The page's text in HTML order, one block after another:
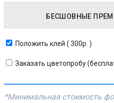
БЕСШОВНЫЕ
Положить клей ( 300р. )
Заказать цветопробу
*Минимальная стоимость